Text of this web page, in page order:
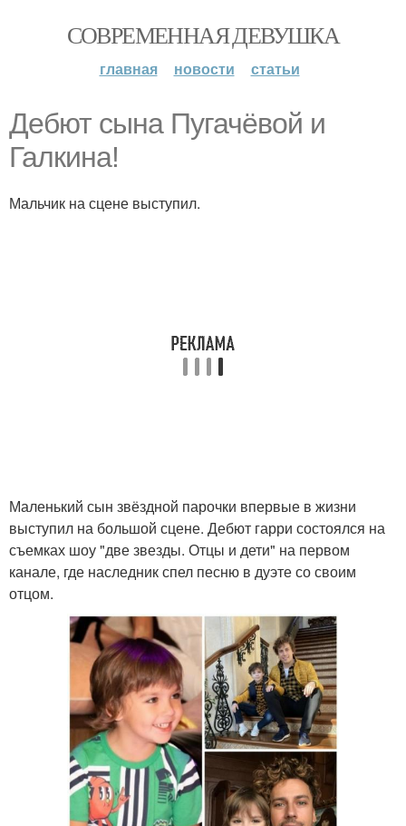
СОВРЕМЕННАЯ ДЕВУШКА
главная новости статьи
Дебют сына Пугачёвой и
Галкина!
Мальчик на сцене выступил.
Маленький сын звёздной парочки впервые в жизни
выступил на большой сцене. Дебют гарри состоялся на
съемках шоу "две звезды. Отцы и дети" на первом
канале, где наследник спел песню в дуэте со своим
отцом.